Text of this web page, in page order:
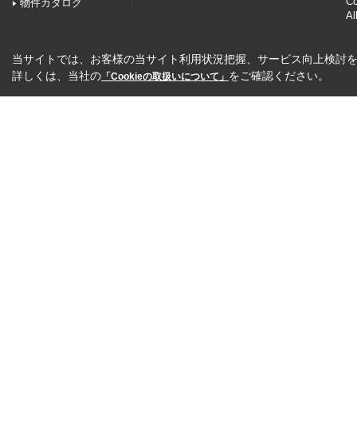
物件カタログ
当サイトでは、お客様の当サイト利用状況把握、サービス向上検討
詳しくは、当社の 「Cookieの取扱いについて」 をご確認ください。